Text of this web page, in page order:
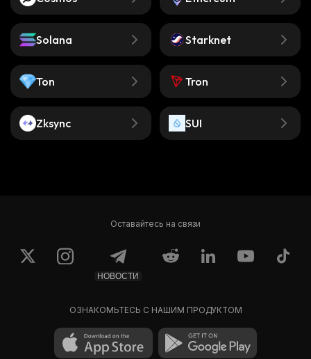
Solana Starknet
Ton Tron
Zksync SUI
Оставайтесь на связи
НОВОСТИ
ОЗНАКОМЬТЕСЬ С НАШИМ ПРОДУКТОМ